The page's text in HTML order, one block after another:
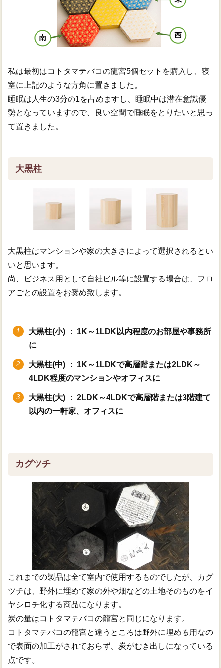
私は最初はコトタマテバコの龍宮5個セットを購入し、寝
室に上記のような方角に置きました。
睡眠は人生の3分の1を占めますし、睡眠中は潜在意識優
勢となっていますので、良い空間で睡眠をとりたいと思っ
て置きました。
大黒柱
大黒柱はマンションや家の大きさによって選択されるとい
いと思います。
尚、ビジネス用として自社ビル等に設置する場合は、フロ
アごとの設置をお奨め致します。
大黒柱(小) ： 1K～1LDK以内程度のお部屋や事務所
に
大黒柱(中) ： 1K～1LDKで高層階または2LDK～
4LDK程度のマンションやオフィスに
大黒柱(大) ： 2LDK～4LDKで高層階または3階建て
以内の一軒家、オフィスに
カグツチ
これまでの製品は全て室内で使用するものでしたが、カグ
ツチは、野外に埋めて家の外や畑などの土地そのものをイ
ヤシロチ化する商品になります。
炭の量はコトタマテバコの龍宮と同じになります。
コトタマテバコの龍宮と違うところは野外に埋める用なの
で表面の加工がされておらず、炭がむき出しになっている
点です。